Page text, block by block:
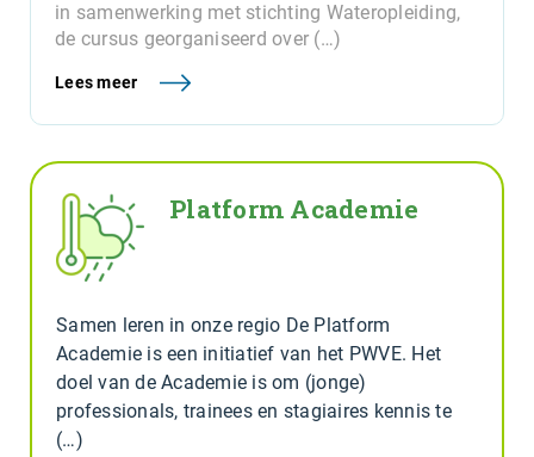
in samenwerking met stichting Wateropleiding,
de cursus georganiseerd over (…)
Lees meer
Platform Academie
Samen leren in onze regio De Platform
Academie is een initiatief van het PWVE. Het
doel van de Academie is om (jonge)
professionals, trainees en stagiaires kennis te
(…)